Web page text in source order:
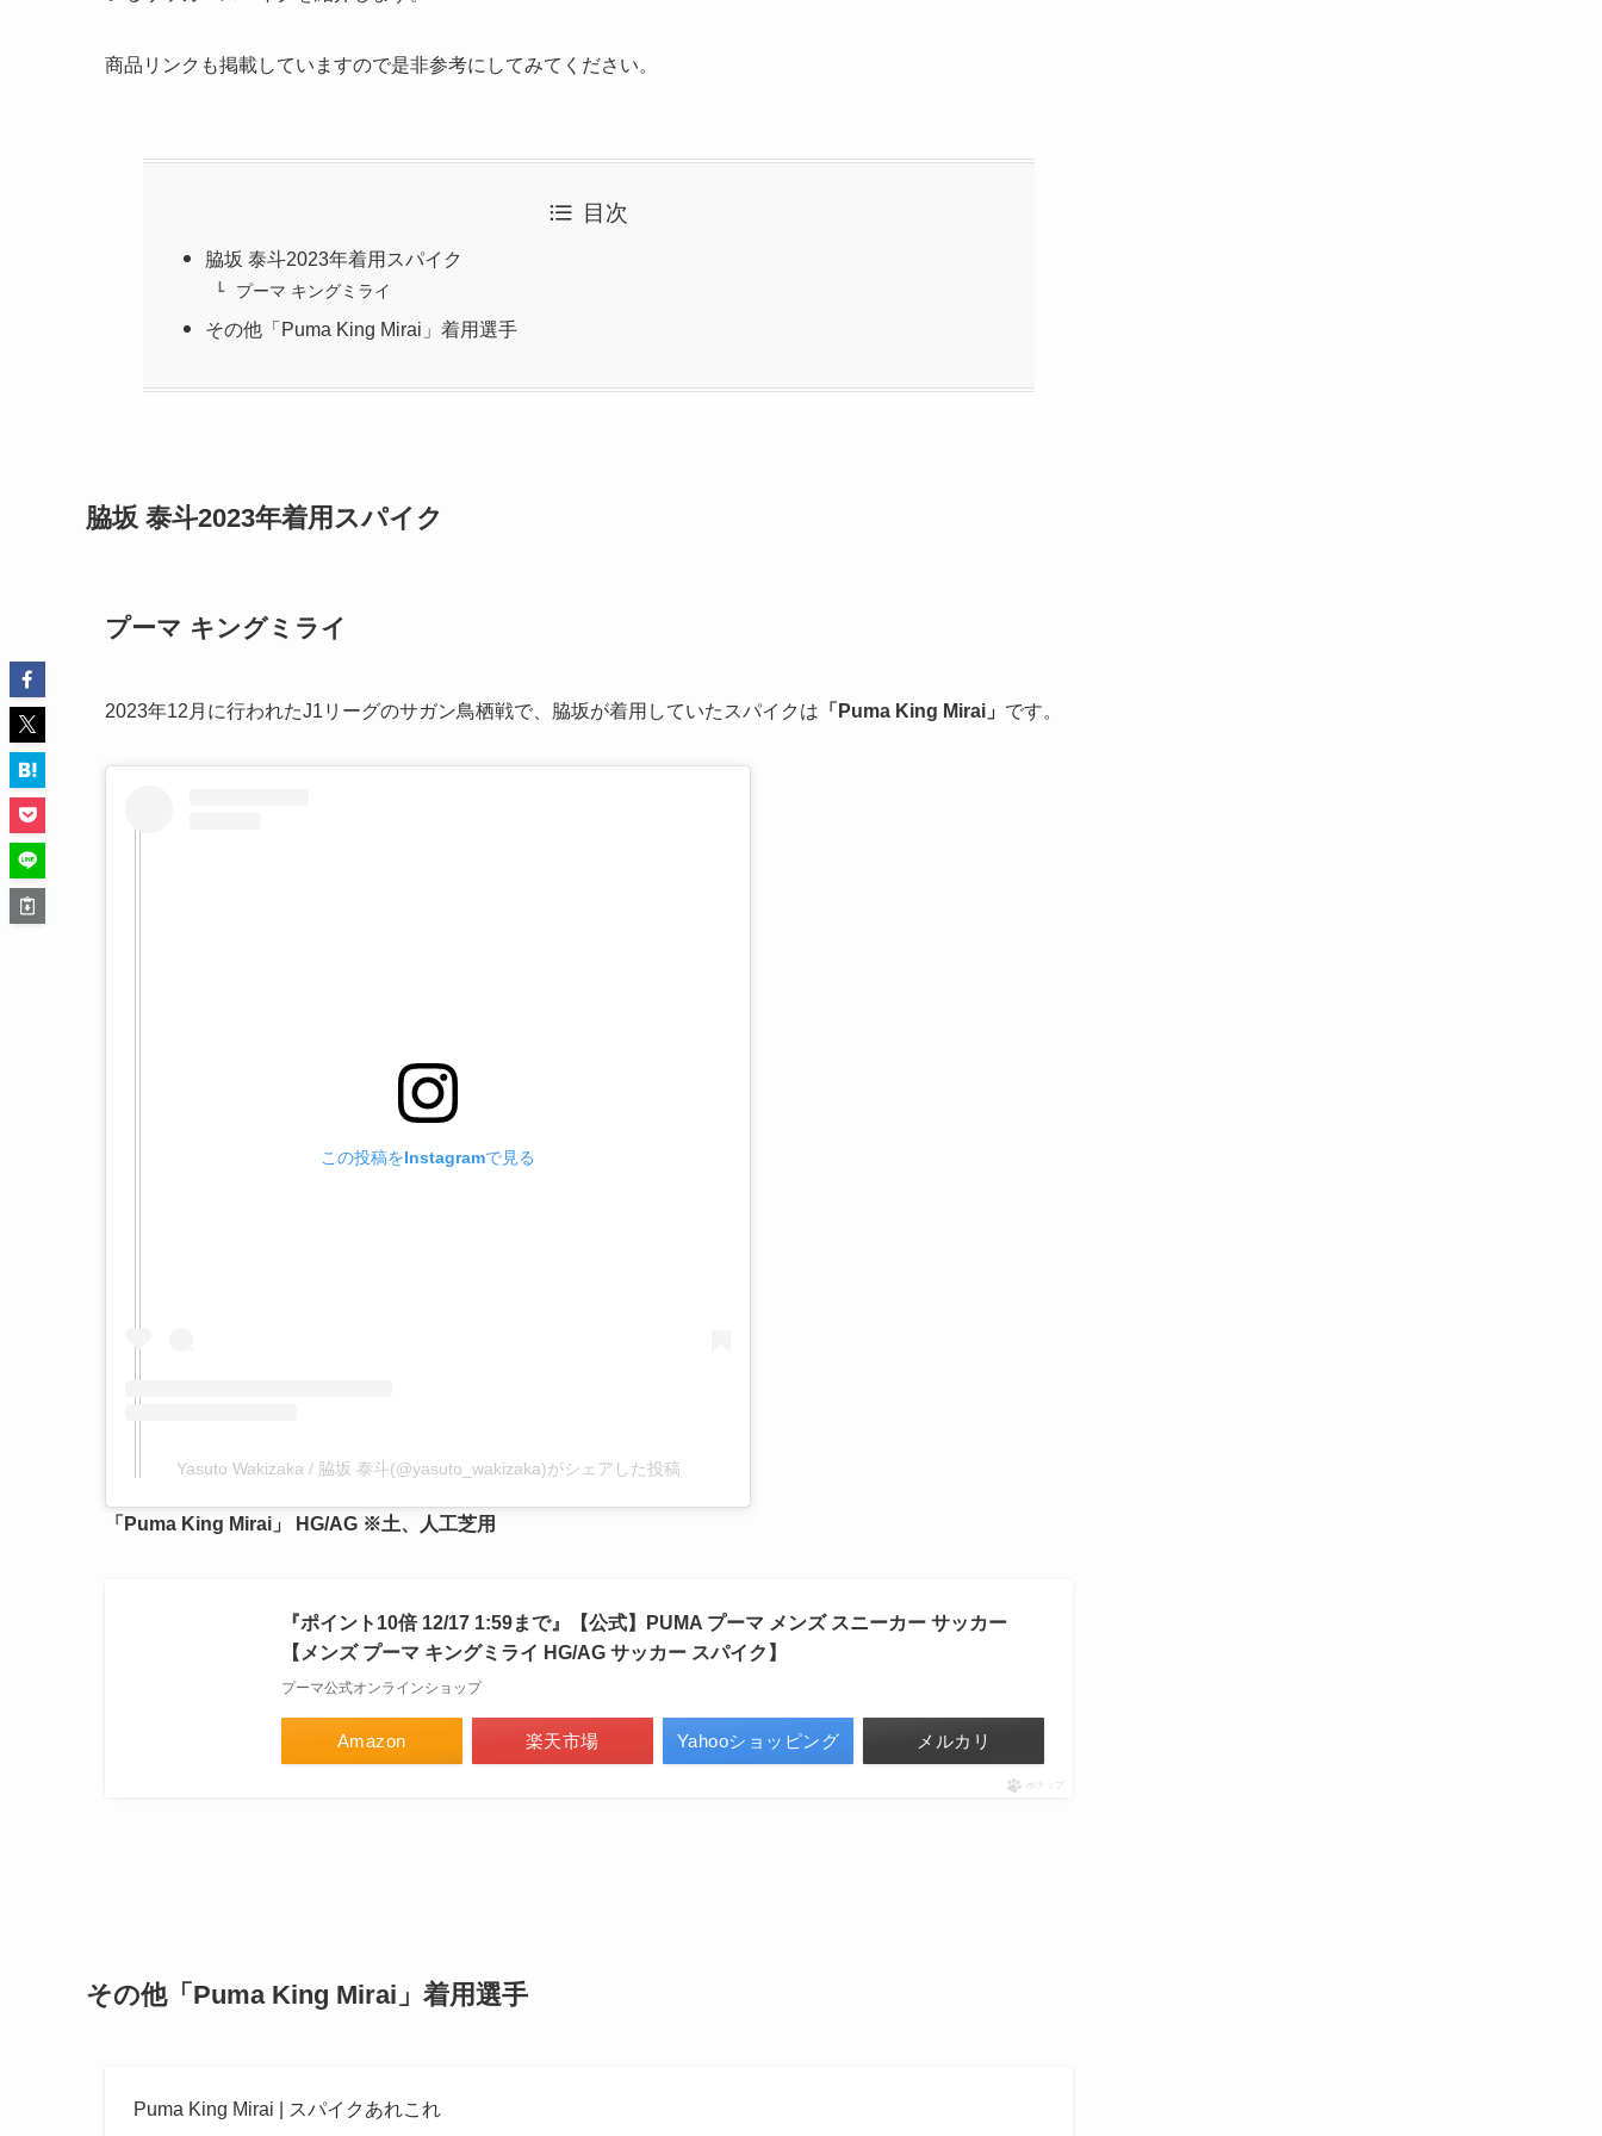
商品リンクも掲載していますので是非参考にしてみてください。
目次
脇坂 泰斗2023年着用スパイク
プーマ キングミライ
その他「Puma King Mirai」着用選手
脇坂 泰斗2023年着用スパイク
プーマ キングミライ
2023年12月に行われたJ1リーグのサガン鳥栖戦で、脇坂が着用していたスパイクは 「Puma King Mirai」 です。
この投稿をInstagramで見る
Yasuto Wakizaka / 脇坂 泰斗(@yasuto_wakizaka)がシェアした投稿
「Puma King Mirai」 HG/AG ※土、人工芝用
『ポイント10倍 12/17 1:59まで』【公式】PUMA プーマ メンズ スニーカー サッカー
【メンズ プーマ キングミライ HG/AG サッカー スパイク】
プーマ公式オンラインショップ
Amazon 楽天市場 Yahooショッピング メルカリ
ポチップ
その他「Puma King Mirai 」着用選手
Puma King Mirai | スパイクあれこれ